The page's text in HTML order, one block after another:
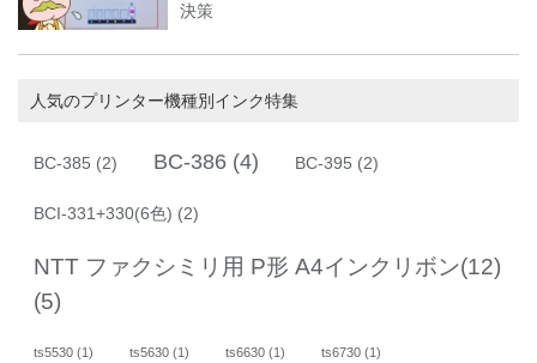
決策
人気のプリンター機種別インク特集
BC-385 (2) BC-386 (4) BC-395 (2)
BCI-331+330(6色) (2)
NTT ファクシミリ用 P形 A4インクリボン(12)
(5)
ts5530 (1) ts5630 (1) ts6630 (1) ts6730 (1)